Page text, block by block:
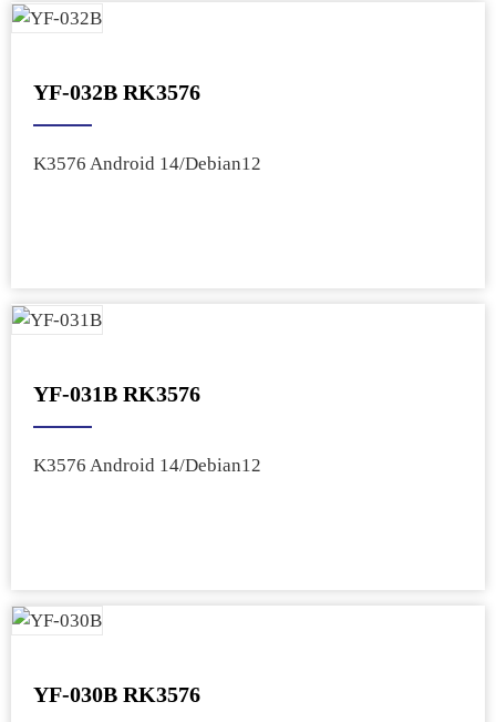
YF-032B RK3576
K3576 Android 14/Debian12
YF-031B RK3576
K3576 Android 14/Debian12
YF-030B RK3576